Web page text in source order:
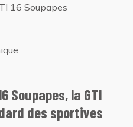
16 Soupapes
Soupapes, la GTI
des sportives